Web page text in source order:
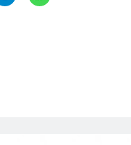
lyonnais